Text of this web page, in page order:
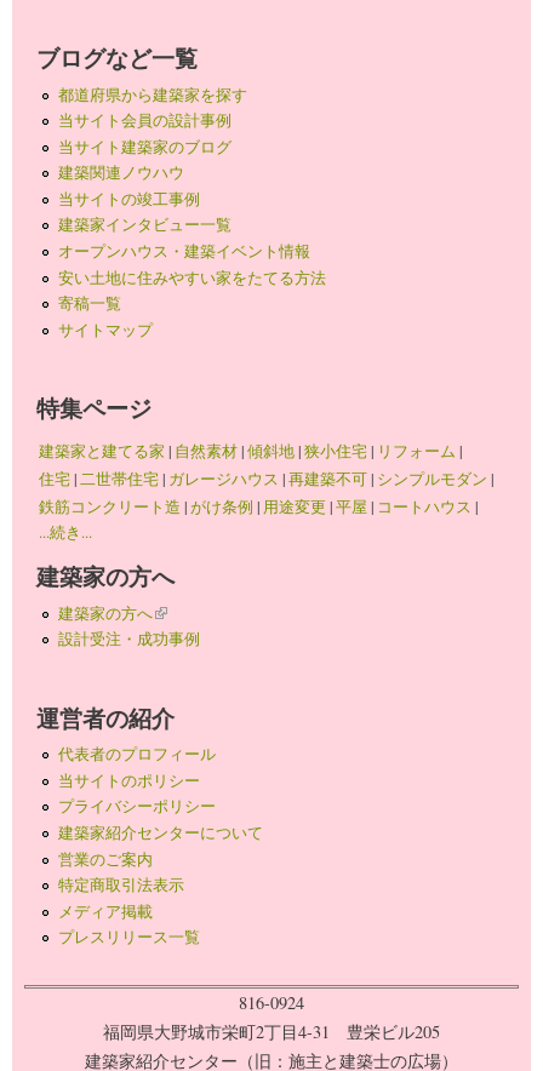
ブログなど一覧
都道府県から建築家を探す
当サイト会員の設計事例
当サイト建築家のブログ
建築関連ノウハウ
当サイトの竣工事例
建築家インタビュー一覧
オープンハウス・建築イベント情報
安い土地に住みやすい家をたてる方法
寄稿一覧
サイトマップ
特集ページ
建築家と建てる家 | 自然素材|傾斜地|狭小住宅| リフォーム |
住宅|二世帯住宅| ガレージハウス |再建築不可| シンプルモダン |
鉄筋コンクリート造 |がけ条例 | 用途変更 |平屋 | コートハウス |
...続き...
建築家の方へ
建築家の方へ(link is external)
設計受注・成功事例
運営者の紹介
代表者のプロフィール
当サイトのポリシー
プライバシーポリシー
建築家紹介センターについて
営業のご案内
特定商取引法表示
メディア掲載
プレスリリース一覧
816-0924
福岡県大野城市栄町2丁目4-31 豊栄ビル205
建築家紹介センター（旧：施主と建築士の広場）